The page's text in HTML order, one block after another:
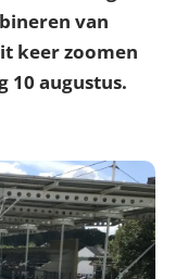
van
keer zoomen
10 augustus.